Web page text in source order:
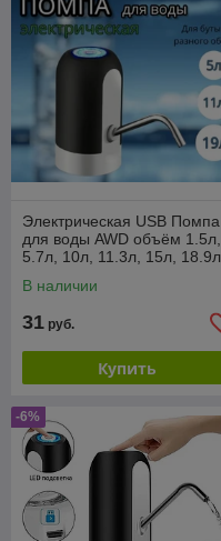
Электрическая USB Помпа
для воды AWD объём 1.5л,
5.7л, 10л, 11.3л, 15л, 18.9л.
В наличии
31 руб.
Купить
-6%